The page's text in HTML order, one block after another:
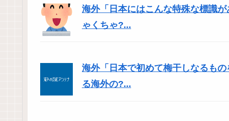
海外「日本にはこんな特殊な標識
ゃくちゃ?...
海外「日本で初めて梅干しなるも
る海外の?...